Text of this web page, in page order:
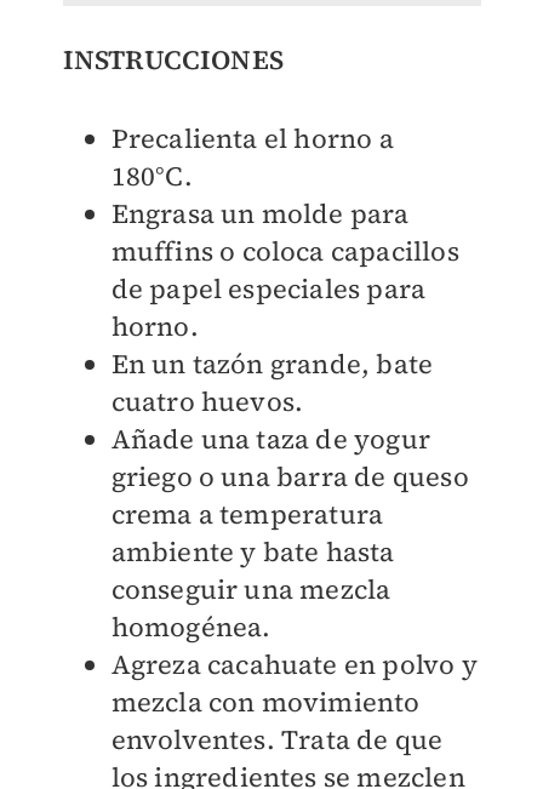
INSTRUCCIONES
Precalienta el horno a
180°C.
Engrasa un molde para
muffins o coloca capacillos
de papel especiales para
horno.
En un tazón grande, bate
cuatro huevos.
Añade una taza de yogur
griego o una barra de queso
crema a temperatura
ambiente y bate hasta
conseguir una mezcla
homogénea.
Agreza cacahuate en polvo y
mezcla con movimiento
envolventes. Trata de que
los ingredientes se mezclen